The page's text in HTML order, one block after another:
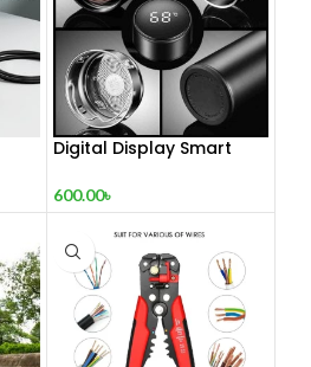
Digital Display Smart
600.00৳